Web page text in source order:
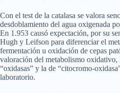
Con el test de la catalasa se valora
desdoblamiento del agua oxigenada
En 1.953 causó expectación, por su
Hugh y Leifson para diferenciar el
fermentación u oxidación de cepas
valoración del metabolismo oxidativo,
“oxidasas” y la de “citocromo-
laboratorio.